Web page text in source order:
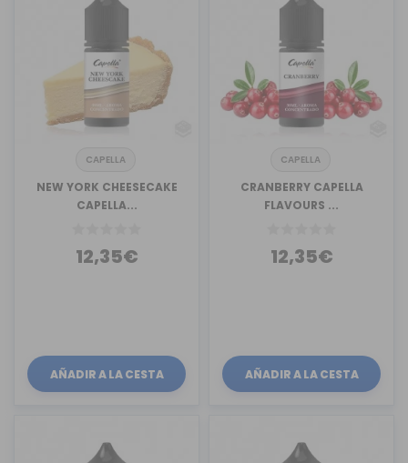
CAPELLA
NEW YORK CHEESECAKE
CAPELLA...
12,35€
AÑADIR A LA CESTA
CAPELLA
CRANBERRY CAPELLA
FLAVOURS ...
12,35€
AÑADIR A LA CESTA